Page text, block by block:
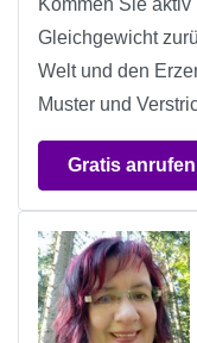
Kommen Sie
Gleichgewicht
Welt und den
Muster und
Gratis anrufen